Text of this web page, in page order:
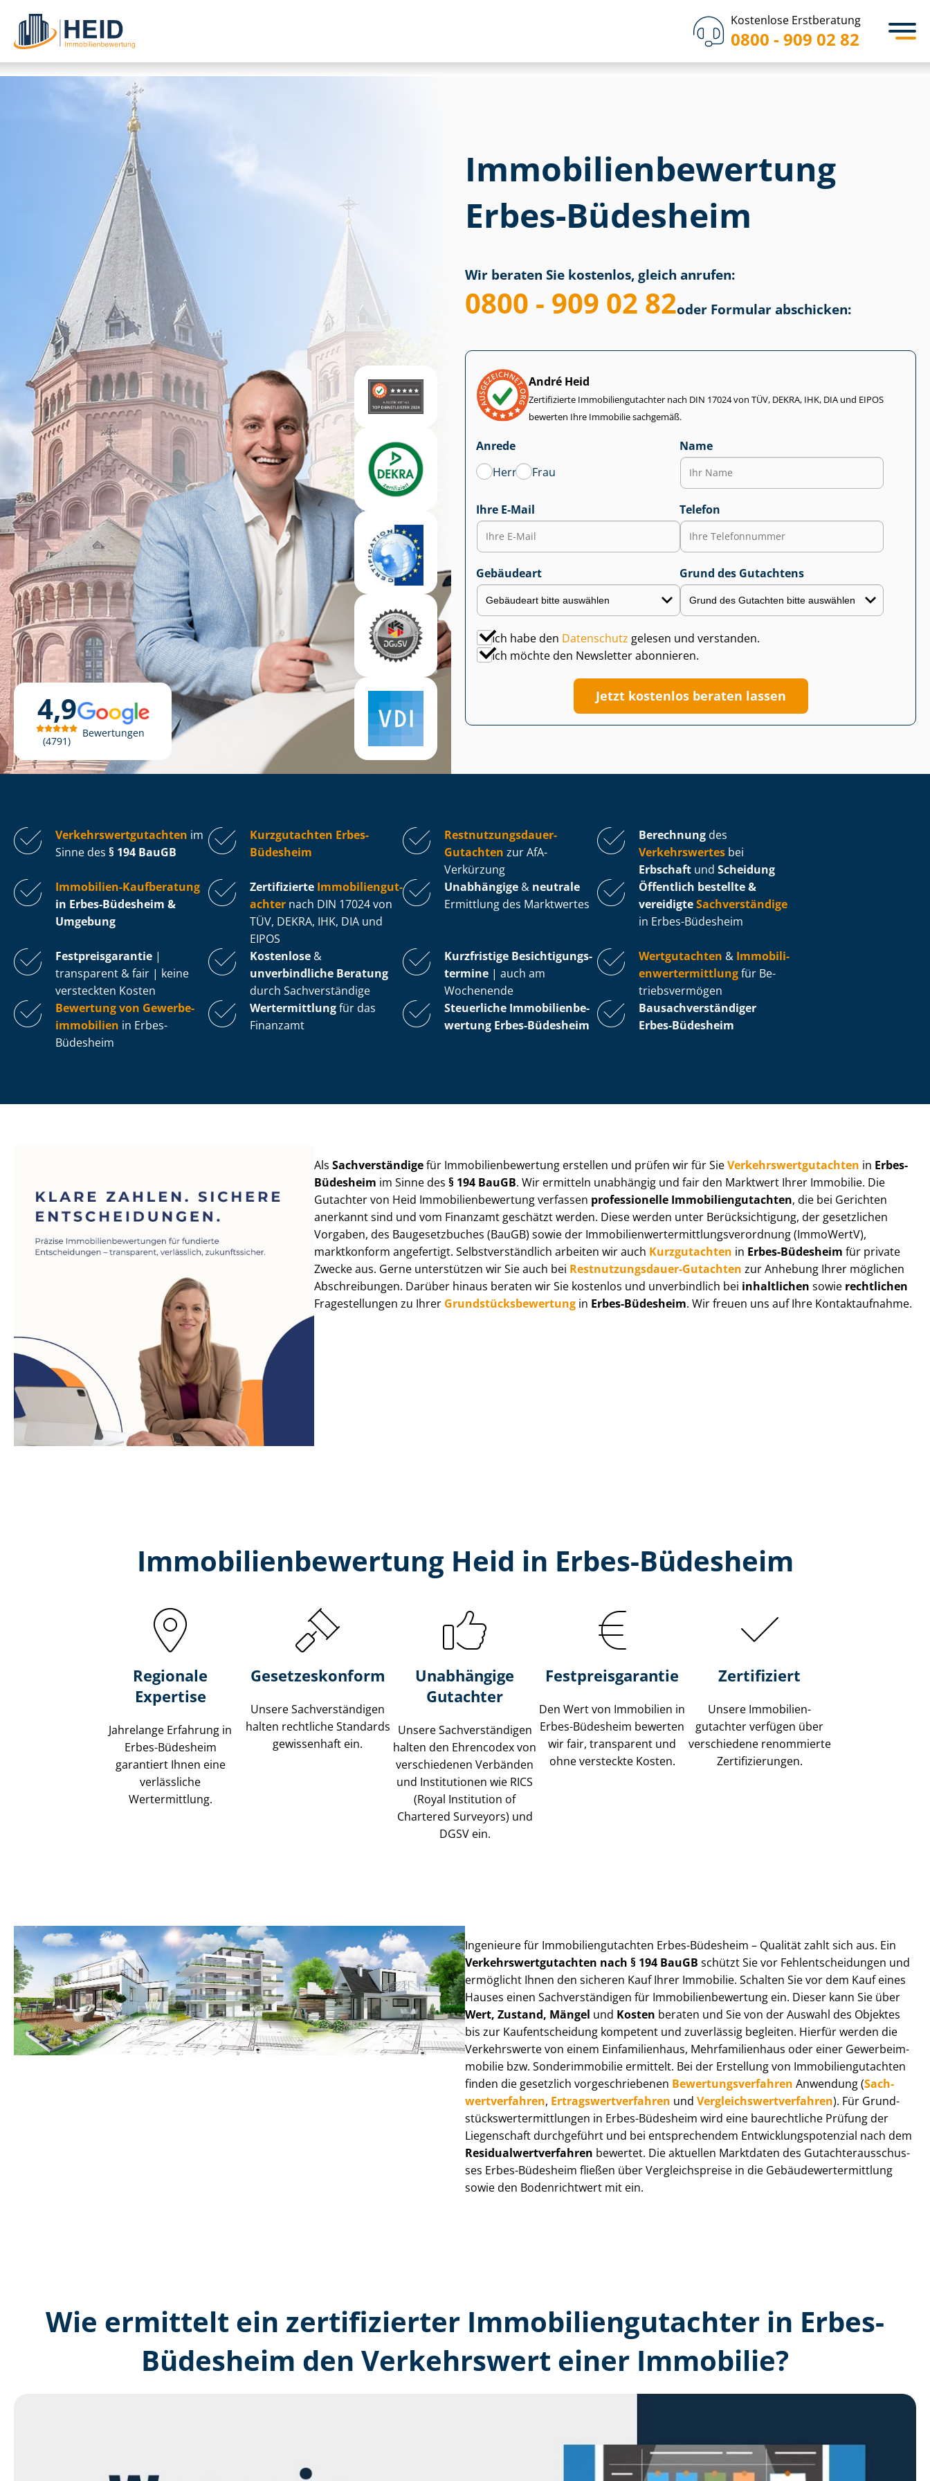
Kostenlose Erstberatung
0800 - 909 02 82
4,9
4791
Bewertungen
Immobilien­bewertung
Erbes-Büdesheim
Wir beraten Sie kostenlos, gleich anrufen:
0800 - 909 02 82oder Formular abschicken:
André Heid
Zertifizierte Im­mo­bi­li­en­gut­ach­ter nach DIN 17024 von TÜV, DEKRA, IHK, DIA und EIPOS
bewerten Ihre Immobilie sachgemäß.
Anrede
Herr
Frau
Name
Ihre E-Mail Telefon
Gebäudeart Grund des Gutachtens
Ich habe den Datenschutz gelesen und verstanden.
Ich möchte den Newsletter abonnieren.
Jetzt kostenlos beraten lassen
Ver­kehrs­wert­gut­ach­ten im
Sinne des § 194 BauGB
Kurzgutachten Erbes-
Büdesheim
Rest­nut­zungs­dau­er-
Gutachten zur AfA-
Verkürzung
Berechnung des
Verkehrswertes bei
Erbschaft und Scheidung
Immobilien-Kaufberatung
in Erbes-Büdesheim &
Umgebung
Zertifizierte Im­mo­bi­li­en­gut­
ach­ter nach DIN 17024 von
TÜV, DEKRA, IHK, DIA und
EIPOS
Unabhängige & neutrale
Ermittlung des Marktwertes
Öffentlich bestellte &
vereidigteSachverständige
in Erbes-Büdesheim
Fest­preis­ga­ran­tie |
transparent & fair | keine
versteckten Kosten
Kostenlose &
unverbindliche Beratung
durch Sachverständige
Kurzfristige Be­sich­ti­gungs­
ter­mi­ne | auch am
Wochenende
Wertgutachten & Im­mo­bi­li­
en­wert­ermitt­lungfür Be­
triebs­ver­mö­gen
Bewertung von Ge­wer­be­
im­mo­bi­li­en in Erbes-
Büdesheim
Wertermittlungfür das
Finanzamt
Steuerliche Im­mo­bi­li­en­be­
wer­tung Erbes-Büdesheim
Bau­sach­ver­stän­di­ger
Erbes-Büdesheim
AlsSachverständigefür Im­mo­bi­li­en­be­wer­tung erstellen und prüfen wir für SieVer­kehrs­wert­gut­ach­ten in Erbes-
Büdesheim im Sinne des§ 194 BauGB. Wir ermitteln unabhängig und fair den Marktwert Ihrer Immobilie. Die
Gutachter von Heid Im­mo­bi­li­en­be­wer­tung verfassen professionelle Im­mo­bi­li­en­gut­ach­ten, die bei Gerichten
anerkannt sind und vom Finanzamt geschätzt werden. Diese werden unter Be­rück­sich­ti­gung, der gesetzlichen
Vorgaben, des Baugesetzbuches (BauGB) sowie der Im­mo­bi­li­en­wert­ermitt­lungs­ver­ord­nung (ImmoWertV),
marktkonform angefertigt. Selbst­ver­ständ­lich arbeiten wir auch Kurzgutachten in Erbes-Büdesheim für private
Zwecke aus. Gerne unterstützen wir Sie auch bei Rest­nut­zungs­dau­er-Gutachten zur Anhebung Ihrer möglichen
Abschreibungen. Darüber hinaus beraten wir Sie kostenlos und unverbindlich bei inhaltlichen sowie rechtlichen
Fragestellungen zu Ihrer Grund­stücks­be­wer­tung in Erbes-Büdesheim. Wir freuen uns auf Ihre Kontaktaufnahme.
Immobilien­bewertung Heid in Erbes-Büdesheim
Regionale
Expertise
Jahrelange Erfahrung in
Erbes-Büdesheim
garantiert Ihnen eine
verlässliche
Wertermittlung.
Gesetzes­konform
Unsere Sach­ver­stän­di­gen
halten rechtliche Standards
gewissenhaft ein.
Unabhängige
Gutachter
Unsere Sach­ver­stän­di­gen
halten den Ehrencodex von
verschiedenen Verbänden
und Institutionen wie RICS
(Royal Institution of
Chartered Surveyors) und
DGSV ein.
Festpreis​garantie
Den Wert von Immobilien in
Erbes-Büdesheim bewerten
wir fair, transparent und
ohne versteckte Kosten.
Zertifiziert
Unsere Immobilien­
gutachter verfügen über
verschiedene renommierte
Zer­ti­fi­zie­run­gen.
Ingenieure für Im­mo­bi­li­en­gut­ach­ten Erbes-Büdesheim – Qualität zahlt sich aus. Ein
Ver­kehrs­wert­gut­ach­ten nach § 194 BauGB schützt Sie vor Fehl­ent­schei­dun­gen und
ermöglicht Ihnen den sicheren Kauf Ihrer Immobilie. Schalten Sie vor dem Kauf eines
Hauses einen Sach­ver­stän­di­gen für Im­mo­bi­li­en­be­wer­tung ein. Dieser kann Sie über
Wert, Zustand, Mängel und Kosten beraten und Sie von der Auswahl des Objektes
bis zur Kauf­ent­schei­dung kompetent und zuverlässig begleiten. Hierfür werden die
Verkehrswerte von einem Einfamilienhaus, Mehr­fa­mi­li­en­haus oder einer Ge­wer­be­im­
mo­bi­lie bzw. Sonderimmobilie ermittelt. Bei der Erstellung von Im­mo­bi­li­en­gut­ach­ten
finden die gesetzlich vor­ge­schrie­be­nen Be­wer­tungs­ver­fah­ren Anwendung (Sach­
wert­ver­fah­ren, Er­trags­wert­ver­fah­ren und Ver­gleichs­wert­ver­fah­ren). Für Grund­
stücks­wert­ermitt­lun­gen in Erbes-Büdesheim wird eine baurechtliche Prüfung der
Liegenschaft durchgeführt und bei entsprechendem Ent­wick­lungs­po­ten­zi­al nach dem
Re­si­du­al­wert­ver­fah­ren bewertet. Die aktuellen Marktdaten des Gut­ach­ter­aus­schus­
ses Erbes-Büdesheim fließen über Ver­gleichs­prei­se in die Ge­bäu­de­wert­ermitt­lung
sowie den Bodenrichtwert mit ein.
Wie ermittelt ein zertifizierter Immobilien­gutachter in Erbes-
Büdesheim den Verkehrswert einer Immobilie?